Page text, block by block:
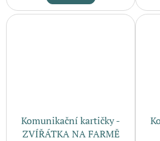
Komunikační kartičky -
ZVÍŘÁTKA NA FARMĚ